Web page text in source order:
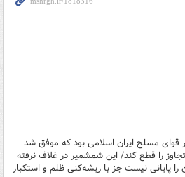
مسلح ایران اسلامی بود که موفق شد
را قطع کند/ این شمشمیر در غلاف نرفته
پایانی نیست جز با ریشه‌کنی ظلم و استکبار